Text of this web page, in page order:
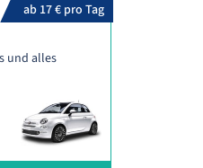
ab 17 € pro Tag
und alles